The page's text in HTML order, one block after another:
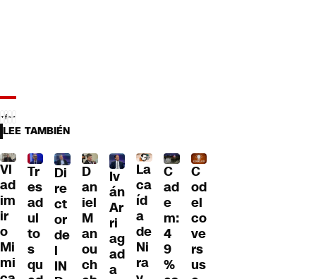
LEE TAMBIÉN
Vl
ad
im
ir
o
Mi
mi
Tr
es
ad
ul
to
s
qu
Di
re
ct
or
de
l
IN
D
an
iel
M
an
ou
ch
Iv
án
Ar
ri
ag
ad
a
La
ca
íd
a
de
Ni
ra
C
ad
e
m:
4
9
%
C
od
el
co
ve
rs
us